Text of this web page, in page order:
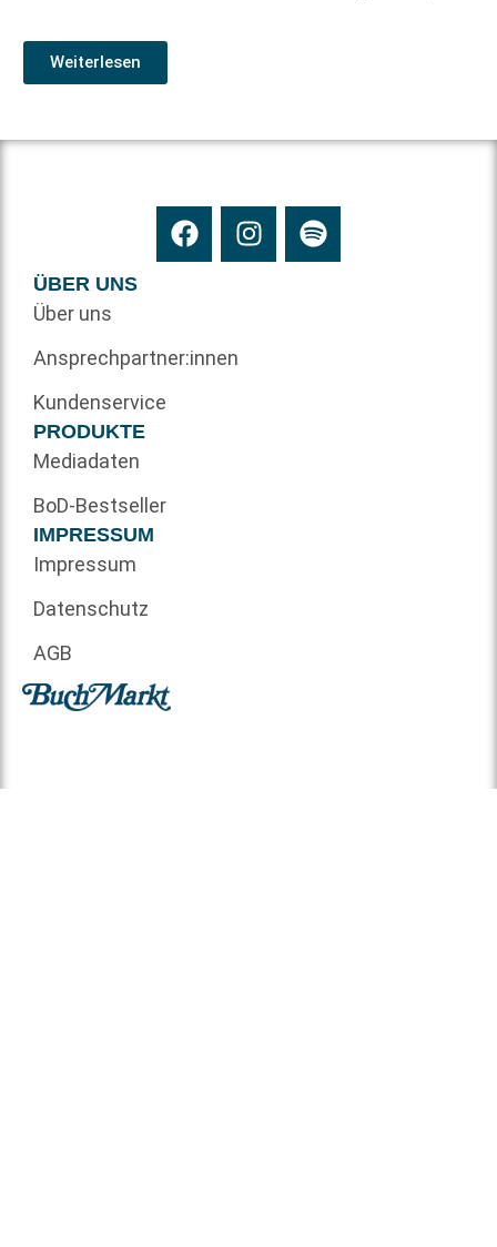
Weiterlesen
ÜBER UNS
Über uns
Ansprechpartner:innen
Kundenservice
PRODUKTE
Mediadaten
BoD-Bestseller
IMPRESSUM
Impressum
Datenschutz
AGB